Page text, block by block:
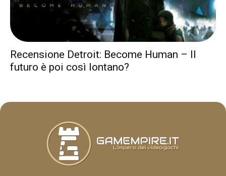
Recensione Detroit: Become Human – Il
futuro è poi così lontano?